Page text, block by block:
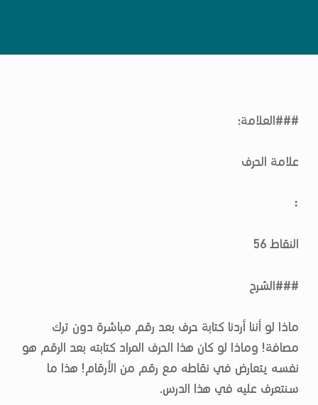
###العلامة:
علامة الحرف
⠰
النقاط 56
###الشرح
ماذا لو أننا أردنا كتابة حرف بعد رقم مباشرة دون ترك
مصافة! وماذا لو كان هذا الحرف المراد كتابته بعد الرقم هو
نفسه يتعارض في نقاطه مع رقم من الأرقام! هذا ما
سنتعرف عليه في هذا الدرس.